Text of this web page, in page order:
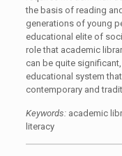
the basis of reading
generations of young
educational elite of
role that academic
can be quite
educational system
contemporary and
Keywords: academic
literacy